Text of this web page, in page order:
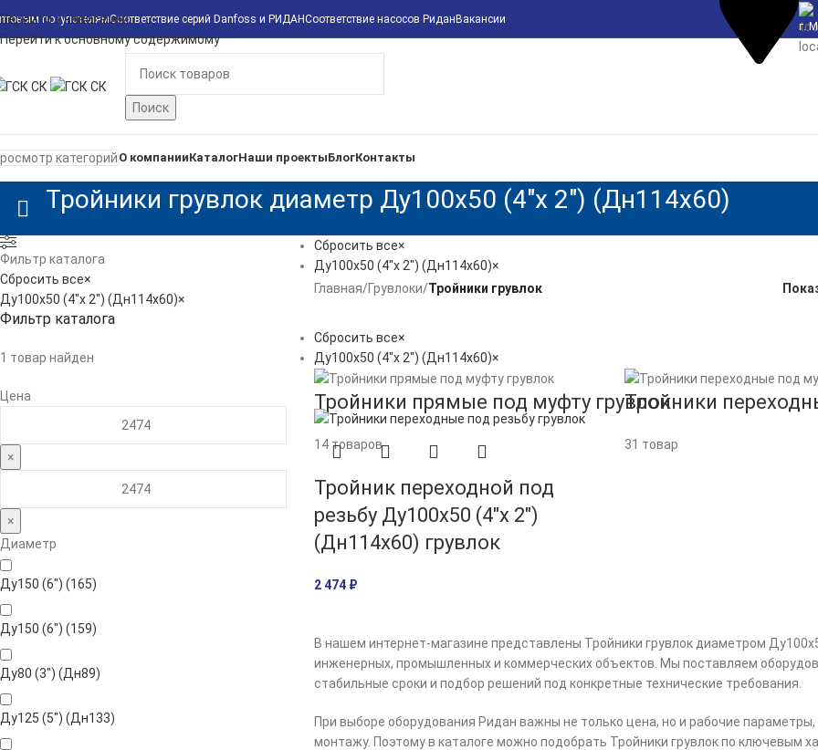
Перейти к навигации
Перейти к основному содержимому
покупателямСоответствие серий Danfoss и РИДАНСоответствие насосов РиданВакансии
г.
Поиск
категорий О компанииКаталогНаши проектыБлогКонтакты
Тройники грувлок диаметр Ду100х50 (4"х 2") (Дн114х60)
Фильтр каталога
Сбросить все×
Ду100х50 (4"х 2") (Дн114х60)×
Фильтр каталога
1 товар найден
Цена
×
×
Диаметр
Ду150 (6") (165)
Ду150 (6") (159)
Ду80 (3") (Дн89)
Ду125 (5") (Дн133)
Сбросить все×
Ду100х50 (4"х 2") (Дн114х60)×
Главная/Грувлоки/Тройники грувлок
Сбросить все×
Ду100х50 (4"х 2") (Дн114х60)×
Тройники прямые под муфту грувлок
14 товаров
Тройники
31 товар
Тройник переходной под
резьбу Ду100х50 (4″х 2″)
(Дн114х60) грувлок
2 474 ₽
В нашем интернет-магазине представлены Тройники грувлок диаметром
инженерных, промышленных и коммерческих объектов. Мы поставляем
стабильные сроки и подбор решений под конкретные технические требования.
При выборе оборудования Ридан важны не только цена, но и рабочие
монтажу. Поэтому в каталоге можно подобрать Тройники грувлок по ключевым